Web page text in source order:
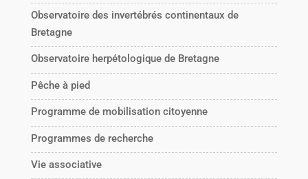
Observatoire des invertébrés continentaux de
Bretagne
Observatoire herpétologique de Bretagne
Pêche à pied
Programme de mobilisation citoyenne
Programmes de recherche
Vie associative